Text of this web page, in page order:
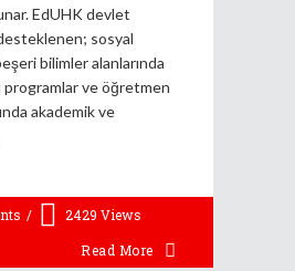
EdUHK devlet
sosyal
bilimler alanlarında
programlar ve öğretmen
akademik ve
2429 Views
Read More